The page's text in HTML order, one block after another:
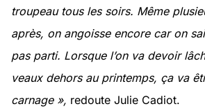
troupeau tous les soirs. Même
après, on angoisse encore car on
pas parti. Lorsque l’on va devoir
veaux dehors au printemps, ça va
carnage », redoute Julie Cadiot.